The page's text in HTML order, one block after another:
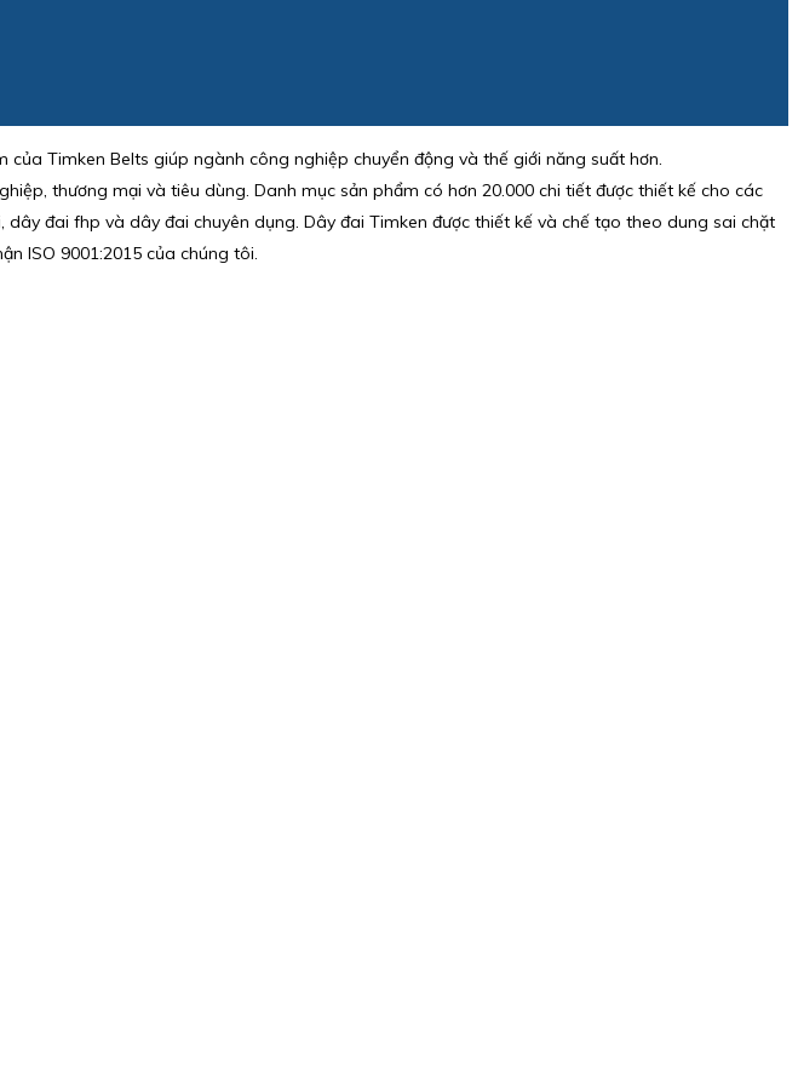
Timken Belts giúp ngành công nghiệp chuyển động và thế giới năng suất hơn.
thương mại và tiêu dùng. Danh mục sản phẩm có hơn 20.000 chi tiết được thiết kế cho các
đai fhp và dây đai chuyên dụng. Dây đai Timken được thiết kế và chế tạo theo dung sai chặt
ISO 9001:2015 của chúng tôi.